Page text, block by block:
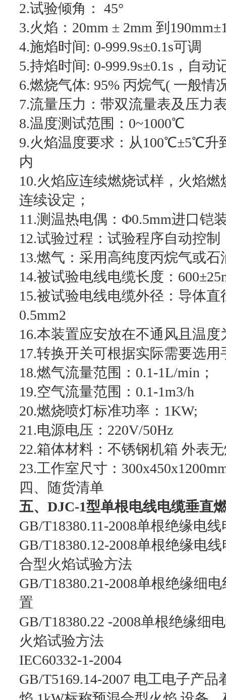
2.试验倾角： 45°
3.火焰：20mm ± 2mm 到
4.施焰时间: 0-999.9s±0.1s可调
5.持焰时间: 0-999.9s±0.1s，自动
6.燃烧气体: 95% 丙烷气( 一般情
7.流量压力：带双流量表及压力
8.温度测试范围：0~1000℃
9.火焰温度要求：从100℃±5℃升
内
10.火焰应连续燃烧试样，火焰
连续设定；
11.测温热电偶：Φ0.5mm进口铠
12.试验过程：试验程序自动控
13.燃气：采用高纯度丙烷气或
14.被试验电线电缆长度：
15.被试验电线电缆外径：导体
0.5mm2
16.本装置应安放在不通风且温
17.转换开关可根据实际需要选
18.燃气流量范围：0.1-1L/min；
19.空气流量范围：0.1-1m3/h
20.燃烧喷灯标准功率：1KW;
21.电源电压：220V/50Hz
22.箱体材料：不锈钢机箱 外表
23.工作室尺寸：
四、随货清单
五、DJC-1型单根电线电缆垂直
GB/T18380.11-2008单根绝缘电
GB/T18380.12-2008单根绝缘电
合型火焰试验方法
GB/T18380.21-2008单根绝缘细
置
GB/T18380.22 -2008单根绝缘细
火焰试验方法
IEC60332-1-2004
GB/T5169.14-2007 电工电子产